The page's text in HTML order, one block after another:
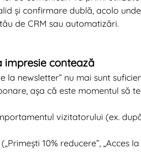
și confirmare dublă, acolo
de CRM sau automatizări.
impresie contează
la newsletter” nu mai sunt
așa că este momentul să
vizitatorului (ex.
10% reducere”, „Acces